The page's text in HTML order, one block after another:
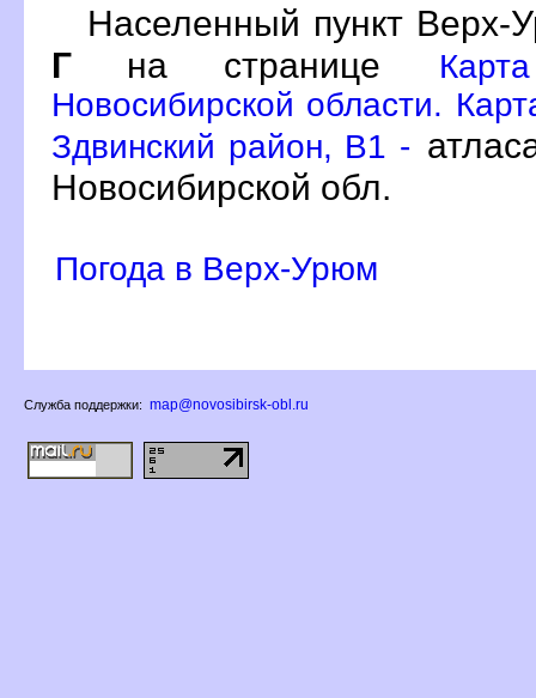
Населенный пункт Верх-
Г на странице
Новосибирской области.
Здвинский район, B1 -
Новосибирской обл.
Погода в Верх-Урюм
Служба поддержки: map@novosibirsk-obl.ru